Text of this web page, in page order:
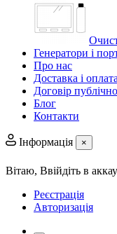
Генератори і
Про нас
Доставка і оплата
Договір
Блог
Контакти
Інформація ×
Вітаю, Ввійдіть в
Реєстрація
Авторизація